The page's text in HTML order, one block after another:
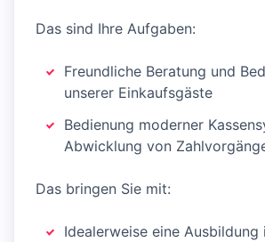
Das sind Ihre Aufgaben:
Freundliche Beratung und
unserer Einkaufsgäste
Bedienung moderner
Abwicklung von
Das bringen Sie mit:
Idealerweise eine Ausbildung